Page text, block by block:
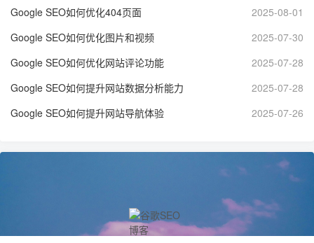
Google SEO如何优化404页面
2025-08-01
Google SEO如何优化图片和视频
2025-07-30
Google SEO如何优化网站评论功能
2025-07-28
Google SEO如何提升网站数据分析能力
2025-07-28
Google SEO如何提升网站导航体验
2025-07-26